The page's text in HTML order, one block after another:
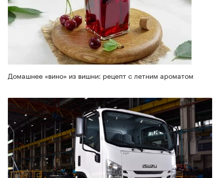
Домашнее «вино» из вишни: рецепт с летним ароматом